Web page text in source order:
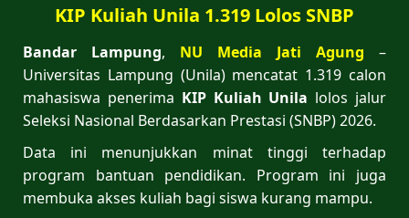
KIP Kuliah Unila 1.319 Lolos SNBP
Bandar Lampung, NU Media Jati Agung –
Universitas Lampung (Unila) mencatat 1.319 calon
mahasiswa penerima KIP Kuliah Unila lolos jalur
Seleksi Nasional Berdasarkan Prestasi (SNBP) 2026.
Data ini menunjukkan minat tinggi terhadap
program bantuan pendidikan. Program ini juga
membuka akses kuliah bagi siswa kurang mampu.